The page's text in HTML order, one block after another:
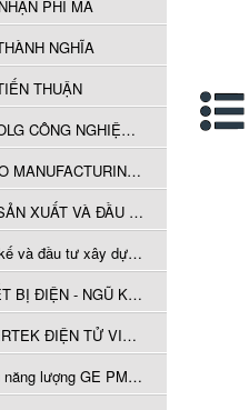
PHI MÃ
NGHĨA
THUẬN
CÔNG TY CỔ PHẦN OLG CÔNG NGHIỆP HÀ NỘI
CÔNG TY TNHH LEGO MANUFACTURING VIỆT NAM
CÔNG TY CỔ PHẦN SẢN XUẤT VÀ ĐẦU TƯ ROYAL SINTERED STONE
Công ty cổ phần thiết kế và đầu tư xây dựng AE
CÔNG TY TNHH THIẾT BỊ ĐIỆN - NGŨ KIM YONGHUI
CÔNG TY TNHH GOERTEK ĐIỆN TỬ VIỆT NAM
Công ty TNHH dịch vụ năng lượng GE PMTP